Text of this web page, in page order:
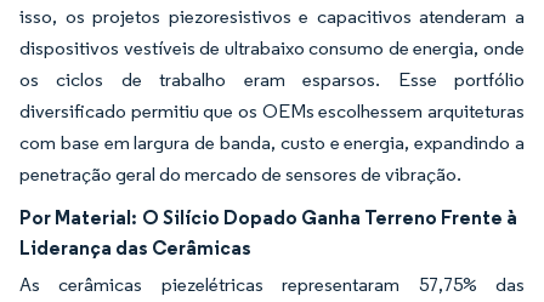
isso, os projetos piezoresistivos e capacitivos atenderam a
dispositivos vestíveis de ultrabaixo consumo de energia, onde
os ciclos de trabalho eram esparsos. Esse portfólio
diversificado permitiu que os OEMs escolhessem arquiteturas
com base em largura de banda, custo e energia, expandindo a
penetração geral do mercado de sensores de vibração.
Por Material: O Silício Dopado Ganha Terreno Frente à
Liderança das Cerâmicas
As cerâmicas piezelétricas representaram 57,75% das